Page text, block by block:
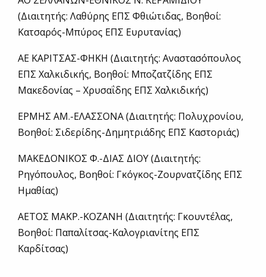
(Διαιτητής: Λαθύρης ΕΠΣ Φθιώτιδας, Βοηθοί:
Κατσαρός-Μπύρος ΕΠΣ Ευρυτανίας)
ΑΕ ΚΑΡΙΤΣΑΣ-ΦΗΚΗ (Διαιτητής: Αναστασόπουλος
ΕΠΣ Χαλκιδικής, Βοηθοί: Μποζατζίδης ΕΠΣ
Μακεδονίας – Χρυσαΐδης ΕΠΣ Χαλκιδικής)
ΕΡΜΗΣ ΑΜ.-ΕΛΑΣΣΟΝΑ (Διαιτητής: Πολυχρονίου,
Βοηθοί: Σιδερίδης-Δημητριάδης ΕΠΣ Καστοριάς)
ΜΑΚΕΔΟΝΙΚΟΣ Φ.-ΔΙΑΣ ΔΙΟΥ (Διαιτητής:
Ρηγόπουλος, Βοηθοί: Γκόγκος-Ζουρνατζίδης ΕΠΣ
Ημαθίας)
ΑΕΤΟΣ ΜΑΚΡ.-ΚΟΖΑΝΗ (Διαιτητής: Γκουντέλας,
Βοηθοί: Παπαλίτσας-Καλογριανίτης ΕΠΣ
Καρδίτσας)